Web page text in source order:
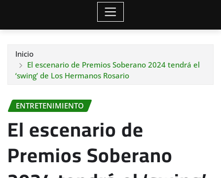
Inicio
El escenario de Premios Soberano 2024 tendrá el
‘swing’ de Los Hermanos Rosario
ENTRETENIMIENTO
El escenario de
Premios Soberano